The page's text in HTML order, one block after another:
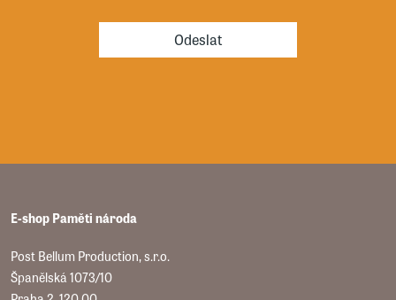
Odeslat
E-shop Paměti národa
Post Bellum Production, s.r.o.
Španělská 1073/10